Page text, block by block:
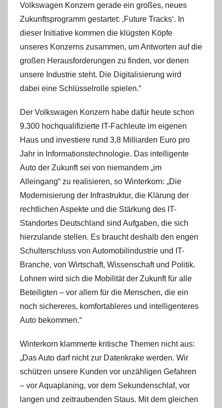
Volkswagen Konzern gerade ein großes, neues
Zukunftsprogramm gestartet: ‚Future Tracks‘. In
dieser Initiative kommen die klügsten Köpfe
unseres Konzerns zusammen, um Antworten auf die
großen Herausforderungen zu finden, vor denen
unsere Industrie steht. Die Digitalisierung wird
dabei eine Schlüsselrolle spielen.“
Der Volkswagen Konzern habe dafür heute schon
9.300 hochqualifizierte IT-Fachleute im eigenen
Haus und investiere rund 3,8 Milliarden Euro pro
Jahr in Informationstechnologie. Das intelligente
Auto der Zukunft sei von niemandem „im
Alleingang“ zu realisieren, so Winterkorn: „Die
Modernisierung der Infrastruktur, die Klärung der
rechtlichen Aspekte und die Stärkung des IT-
Standortes Deutschland sind Aufgaben, die sich
hierzulande stellen. Es braucht deshalb den engen
Schulterschluss von Automobilindustrie und IT-
Branche, von Wirtschaft, Wissenschaft und Politik.
Lohnen wird sich die Mobilität der Zukunft für alle
Beteiligten – vor allem für die Menschen, die ein
noch sichereres, komfortableres und intelligenteres
Auto bekommen.“
Winterkorn klammerte kritische Themen nicht aus:
„Das Auto darf nicht zur Datenkrake werden. Wir
schützen unsere Kunden vor unzähligen Gefahren
– vor Aquaplaning, vor dem Sekundenschlaf, vor
langen und zeitraubenden Staus. Mit dem gleichen